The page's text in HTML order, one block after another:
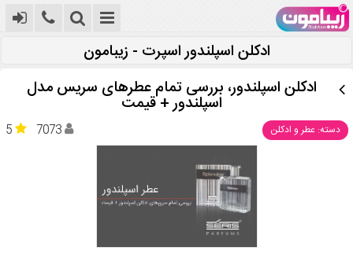
ادکلن اسپلندور اسپرت - زیبامون
ادکلن اسپلندور، بررسی تمام عطرهای سریس مدل
اسپلندور + قیمت
دسته: عطر و ادکلن 5 7073